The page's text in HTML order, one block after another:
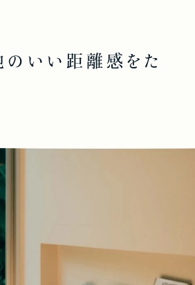
のいい距離感をた